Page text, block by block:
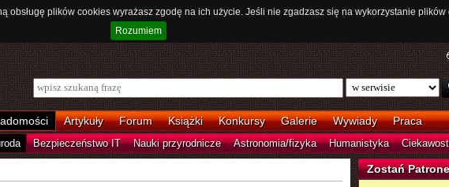
obsługę plików cookies wyrażasz zgodę na ich użycie. Jeśli nie zgadzasz się na wykorzystanie
Rozumiem
Artykuły Forum Książki Konkursy Galerie Wywiady Praca
Bezpieczeństwo IT Nauki przyrodnicze Astronomia/fizyka Humanistyka
Zostań